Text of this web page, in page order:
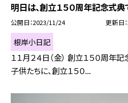
明日は、創立１５０周年記念式
公開日 2023/11/24 更新日
根岸小日記
１１月２４日（金） 創立１５０周年
子供たちに、創立１５０...